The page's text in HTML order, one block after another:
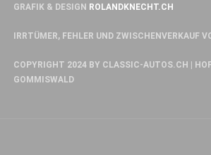
GRAFIK & DESIGN ROLANDKNECHT.CH
IRRTÜMER, FEHLER UND ZWISCHENVERKAUF
COPYRIGHT 2024 BY CLASSIC-AUTOS.CH |
GOMMISWALD